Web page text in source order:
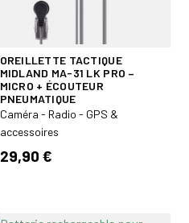
OREILLETTE TACTIQUE
MIDLAND MA-31 LK PRO –
MICRO + ÉCOUTEUR
PNEUMATIQUE
Caméra - Radio - GPS &
accessoires
29,90 €